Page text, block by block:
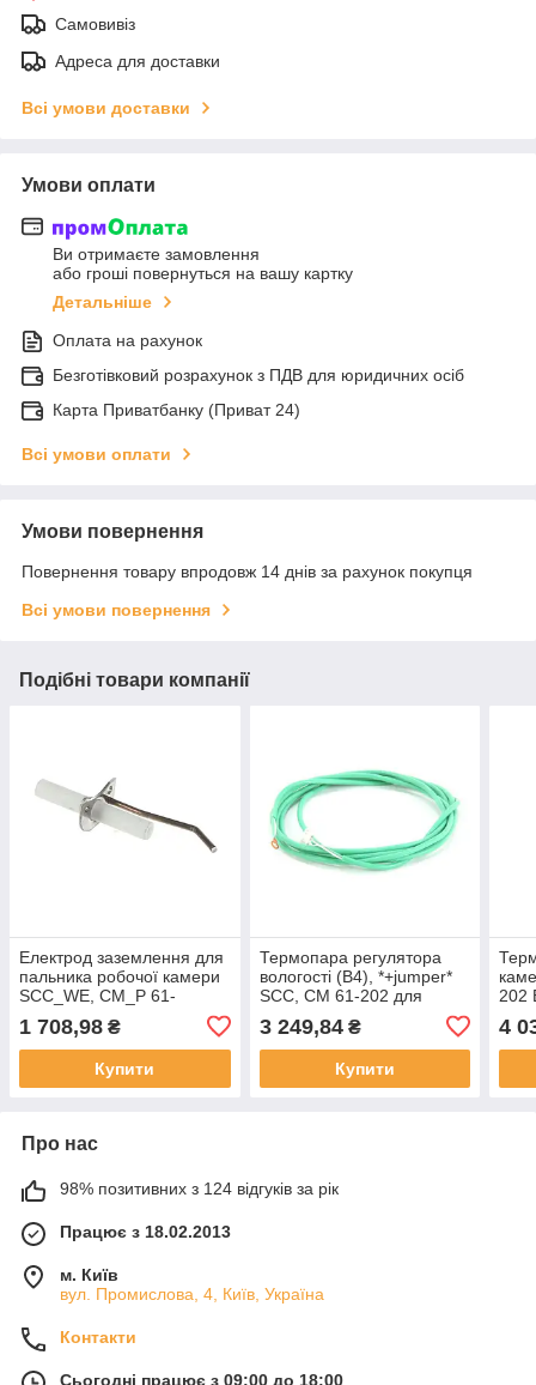
Самовивіз
Адреса для доставки
Всі умови доставки
Умови оплати
Ви отримаєте замовлення
або гроші повернуться на вашу картку
Детальніше
Оплата на рахунок
Безготівковий розрахунок з ПДВ для юридичних осіб
Карта Приватбанку (Приват 24)
Всі умови оплати
Умови повернення
Повернення товару впродовж 14 днів за рахунок покупця
Всі умови повернення
Подібні товари компанії
Електрод заземлення для
пальника робочої камери
SCC_WE, CM_P 61-
пароконвектомату Rational
74.00.873P
1 708,98 ₴
Купити
Термопара регулятора
вологості (B4), *+jumper*
SCC, CM 61-202 для
пароконвектомату Rational
87.00.470
3 249,84₴
Купити
202
4
Про нас
98% позитивних з 124 відгуків за рік
Працює з 18.02.2013
м. Київ
вул. Промислова, 4, Київ, Україна
Контакти
Сьогодні працює з 09:00 до 18:00